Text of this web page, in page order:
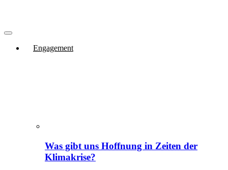
Engagement
Was gibt uns Hoffnung in Zeiten der
Klimakrise?